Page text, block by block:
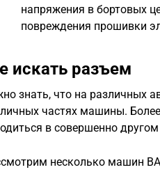
напряжения в бортовых
повреждения прошивки
искать разъем
знать, что на различных
частях машины.
в совершенно
несколько машин